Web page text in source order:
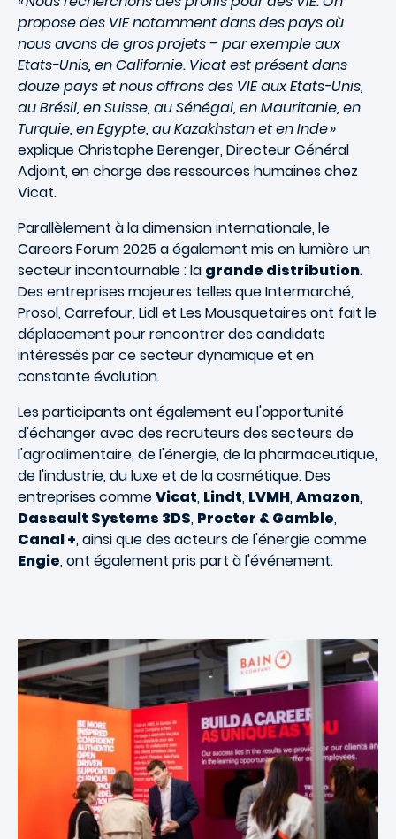
propose des VIE notamment dans des pays où
nous avons de gros projets – par exemple aux
Etats-Unis, en Californie. Vicat est présent dans
douze pays et nous offrons des VIE aux Etats-Unis,
au Brésil, en Suisse, au Sénégal, en Mauritanie, en
Turquie, en Egypte, au Kazakhstan et en Inde »
explique Christophe Berenger, Directeur Général
Adjoint, en charge des ressources humaines chez
Vicat.
Parallèlement à la dimension internationale, le
Careers Forum 2025 a également mis en lumière un
secteur incontournable : la grande distribution.
Des entreprises majeures telles que Intermarché,
Prosol, Carrefour, Lidl et Les Mousquetaires ont fait le
déplacement pour rencontrer des candidats
intéressés par ce secteur dynamique et en
constante évolution.
Les participants ont également eu l'opportunité
d'échanger avec des recruteurs des secteurs de
l'agroalimentaire, de l'énergie, de la pharmaceutique,
de l'industrie, du luxe et de la cosmétique. Des
entreprises commeVicat, Lindt, LVMH,Amazon,
Dassault Systems 3DS, Procter & Gamble,
Canal +, ainsi que des acteurs de l'énergie comme
Engie, ont également pris part à l'événement.